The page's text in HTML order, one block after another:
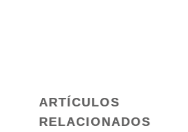
ARTÍCULOS
RELACIONADOS